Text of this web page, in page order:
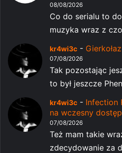
08/08/2026
Co do serialu to
muzyka wraz z
kr4wi3c -
07/08/2026
Tak pozostając
to był jeszcze
kr4wi3c - Infection
na wczesny dostęp
07/08/2026
Też mam takie
zdecydowanie za